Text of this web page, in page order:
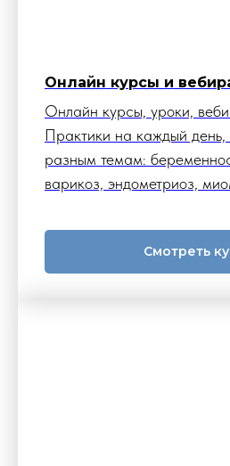
Онлайн курсы и
Онлайн курсы, уроки,
Практики на каждый день,
разным темам:
варикоз, эндометриоз,
Смотреть